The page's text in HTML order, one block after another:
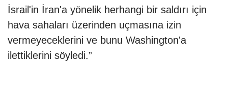
İsrail'in İran'a yönelik herhangi bir saldırı için
hava sahaları üzerinden uçmasına izin
vermeyeceklerini ve bunu Washington'a
ilettiklerini söyledi.”